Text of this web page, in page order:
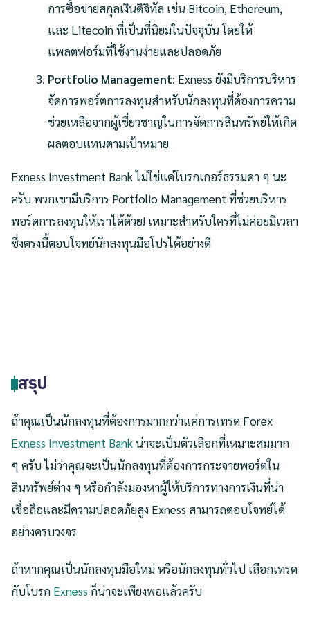
การซื้อขายสกุลเงินดิจิทัล เช่น Bitcoin, Ethereum,
และ Litecoin ที่เป็นที่นิยมในปัจจุบัน โดยให้
แพลตฟอร์มที่ใช้งานง่ายและปลอดภัย
Portfolio Management: Exness ยังมีบริการบริหาร
จัดการพอร์ตการลงทุนสำหรับนักลงทุนที่ต้องการความ
ช่วยเหลือจากผู้เชี่ยวชาญในการจัดการสินทรัพย์ให้เกิด
ผลตอบแทนตามเป้าหมาย
Exness Investment Bank ไม่ใช่แค่โบรกเกอร์ธรรมดา ๆ นะ
ครับ พวกเขามีบริการ Portfolio Management ที่ช่วยบริหาร
พอร์ตการลงทุนให้เราได้ด้วย! เหมาะสำหรับใครที่ไม่ค่อยมีเวลา
ซึ่งตรงนี้ตอบโจทย์นักลงทุนมือโปรได้อย่างดี
สรุป
ถ้าคุณเป็นนักลงทุนที่ต้องการมากกว่าแค่การเทรด Forex
Exness Investment Bankน่าจะเป็นตัวเลือกที่เหมาะสมมาก
ๆ ครับ ไม่ว่าคุณจะเป็นนักลงทุนที่ต้องการกระจายพอร์ตใน
สินทรัพย์ต่าง ๆ หรือกำลังมองหาผู้ให้บริการทางการเงินที่น่า
เชื่อถือและมีความปลอดภัยสูง Exness สามารถตอบโจทย์ได้
อย่างครบวงจร
ถ้าหากคุณเป็นนักลงทุนมือใหม่ หรือนักลงทุนทั่วไป เลือกเทรด
กับโบรก Exness ก็น่าจะเพียงพอแล้วครับ